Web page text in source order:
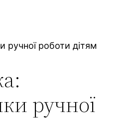
ручної роботи дітям
ручної